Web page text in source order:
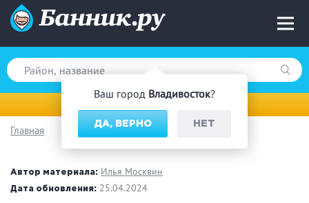
Ваш город Владивосток?
ДА, ВЕРНО НЕТ
Вид парной
Русская баня
Финская сауна
Главная
Автор материала: Илья Москвин
Дата обновления: 25.04.2024